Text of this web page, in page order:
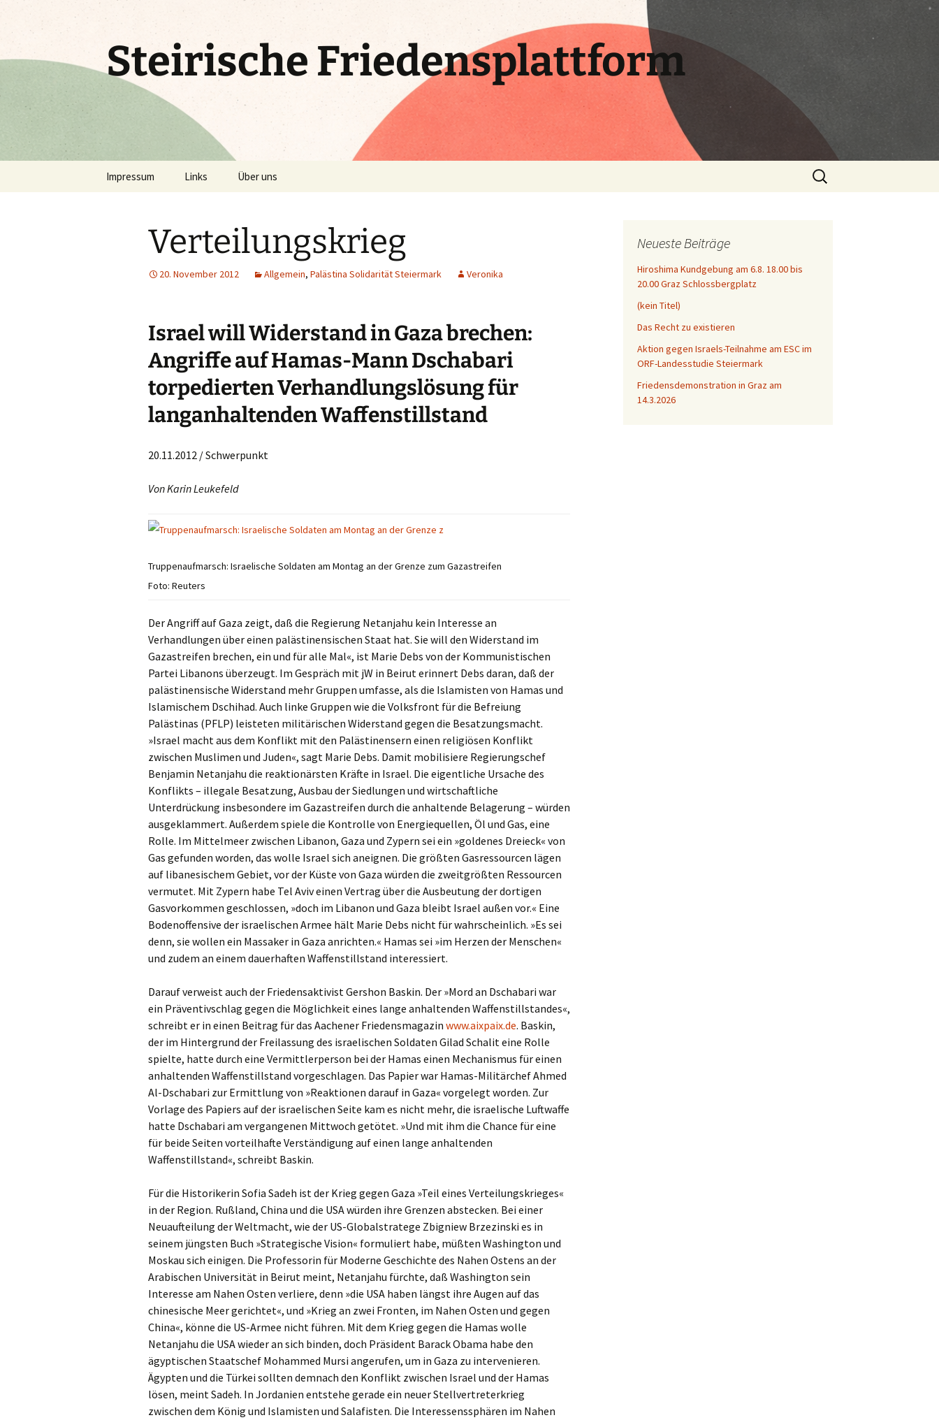
Steirische Friedensplattform
Impressum Links Über uns
Suchen
nach:
Verteilungskrieg
20. November 2012 Allgemein, Palästina Solidarität Steiermark Veronika
Israel will Widerstand in Gaza brechen:
Angriffe auf Hamas-Mann Dschabari
torpedierten Verhandlungslösung für
langanhaltenden Waffenstillstand
20.11.2012 / Schwerpunkt
Von Karin Leukefeld
Truppenaufmarsch: Israelische Soldaten am Montag an der Grenze zum Gazastreifen
Foto: Reuters
Der Angriff auf Gaza zeigt, daß die Regierung Netanjahu kein Interesse an
Verhandlungen über einen palästinensischen Staat hat. Sie will den Widerstand im
Gazastreifen brechen, ein und für alle Mal«, ist Marie Debs von der Kommunistischen
Partei Libanons überzeugt. Im Gespräch mit jW in Beirut erinnert Debs daran, daß der
palästinensische Widerstand mehr Gruppen umfasse, als die Islamisten von Hamas und
Islamischem Dschihad. Auch linke Gruppen wie die Volksfront für die Befreiung
Palästinas (PFLP) leisteten militärischen Widerstand gegen die Besatzungsmacht.
»Israel macht aus dem Konflikt mit den Palästinensern einen religiösen Konflikt
zwischen Muslimen und Juden«, sagt Marie Debs. Damit mobilisiere Regierungschef
Benjamin Netanjahu die reaktionärsten Kräfte in Israel. Die eigentliche Ursache des
Konflikts – illegale Besatzung, Ausbau der Siedlungen und wirtschaftliche
Unterdrückung insbesondere im Gazastreifen durch die anhaltende Belagerung – würden
ausgeklammert. Außerdem spiele die Kontrolle von Energiequellen, Öl und Gas, eine
Rolle. Im Mittelmeer zwischen Libanon, Gaza und Zypern sei ein »goldenes Dreieck« von
Gas gefunden worden, das wolle Israel sich aneignen. Die größten Gasressourcen lägen
auf libanesischem Gebiet, vor der Küste von Gaza würden die zweitgrößten Ressourcen
vermutet. Mit Zypern habe Tel Aviv einen Vertrag über die Ausbeutung der dortigen
Gasvorkommen geschlossen, »doch im Libanon und Gaza bleibt Israel außen vor.« Eine
Bodenoffensive der israelischen Armee hält Marie Debs nicht für wahrscheinlich. »Es sei
denn, sie wollen ein Massaker in Gaza anrichten.« Hamas sei »im Herzen der Menschen«
und zudem an einem dauerhaften Waffenstillstand interessiert.
Darauf verweist auch der Friedensaktivist Gershon Baskin. Der »Mord an Dschabari war
ein Präventivschlag gegen die Möglichkeit eines lange anhaltenden Waffenstillstandes«,
schreibt er in einen Beitrag für das Aachener Friedensmagazin www.aixpaix.de. Baskin,
der im Hintergrund der Freilassung des israelischen Soldaten Gilad Schalit eine Rolle
spielte, hatte durch eine Vermittlerperson bei der Hamas einen Mechanismus für einen
anhaltenden Waffenstillstand vorgeschlagen. Das Papier war Hamas-Militärchef Ahmed
Al-Dschabari zur Ermittlung von »Reaktionen darauf in Gaza« vorgelegt worden. Zur
Vorlage des Papiers auf der israelischen Seite kam es nicht mehr, die israelische Luftwaffe
hatte Dschabari am vergangenen Mittwoch getötet. »Und mit ihm die Chance für eine
für beide Seiten vorteilhafte Verständigung auf einen lange anhaltenden
Waffenstillstand«, schreibt Baskin.
Für die Historikerin Sofia Sadeh ist der Krieg gegen Gaza »Teil eines Verteilungskrieges«
in der Region. Rußland, China und die USA würden ihre Grenzen abstecken. Bei einer
Neuaufteilung der Weltmacht, wie der US-Globalstratege Zbigniew Brzezinski es in
seinem jüngsten Buch »Strategische Vision« formuliert habe, müßten Washington und
Moskau sich einigen. Die Professorin für Moderne Geschichte des Nahen Ostens an der
Arabischen Universität in Beirut meint, Netanjahu fürchte, daß Washington sein
Interesse am Nahen Osten verliere, denn »die USA haben längst ihre Augen auf das
chinesische Meer gerichtet«, und »Krieg an zwei Fronten, im Nahen Osten und gegen
China«, könne die US-Armee nicht führen. Mit dem Krieg gegen die Hamas wolle
Netanjahu die USA wieder an sich binden, doch Präsident Barack Obama habe den
ägyptischen Staatschef Mohammed Mursi angerufen, um in Gaza zu intervenieren.
Ägypten und die Türkei sollten demnach den Konflikt zwischen Israel und der Hamas
lösen, meint Sadeh. In Jordanien entstehe gerade ein neuer Stellvertreterkrieg
zwischen dem König und Islamisten und Salafisten. Die Interessenssphären im Nahen
Neueste Beiträge
Hiroshima Kundgebung am 6.8. 18.00 bis
20.00 Graz Schlossbergplatz
(kein Titel)
Das Recht zu existieren
Aktion gegen Israels-Teilnahme am ESC im
ORF-Landesstudie Steiermark
Friedensdemonstration in Graz am
14.3.2026